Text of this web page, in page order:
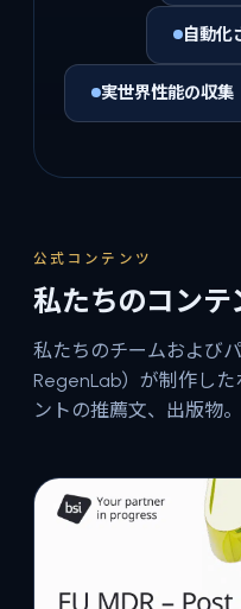
自動化
実世界性能の収集
公式コンテンツ
私たちのコン
私たちのチームおよび
RegenLab）が制作し
ントの推薦文、出版物。